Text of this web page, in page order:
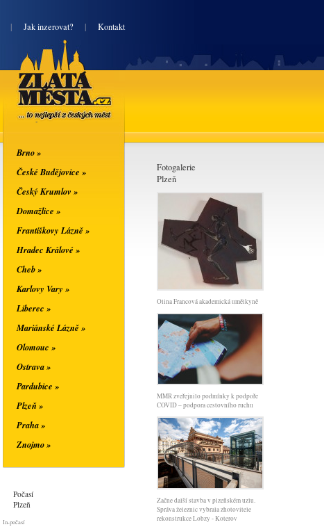
| Jak inzerovat? | Kontakt
Fotogalerie
Plzeň
Olina Francová akademická umělkyně
MMR zveřejnilo podmínky k podpoře
COVID – podpora cestovního ruchu
Začne další stavba v plzeňském uzlu.
Správa železnic vybrala zhotovitele
rekonstrukce Lobzy - Koterov
Zlatá města
... to nejlepší z
českých měst
Brno »
České Budějovice »
Český Krumlov »
Domažlice »
Františkovy Lázně »
Hradec Králové »
Cheb »
Karlovy Vary »
Liberec »
Mariánské Lázně »
Olomouc »
Ostrava »
Pardubice »
Plzeň »
Praha »
Znojmo »
Počasí
Plzeň
In-počasí